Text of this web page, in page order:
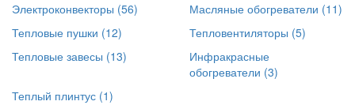
Электроконвекторы (56)
Масляные обогреватели (11)
Тепловые пушки (12)
Тепловентиляторы (5)
Тепловые завесы (13)
Инфракрасные
обогреватели (3)
Теплый плинтус (1)